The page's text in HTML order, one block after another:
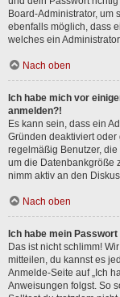
Board-Administrator, um
ebenfalls möglich, dass
welches ein
Nach oben
Ich habe mich vor
anmelden?!
Es kann sein, dass ein
Gründen deaktiviert
regelmäßig Benutzer,
um die Datenbankgröße
nimm aktiv an den
Nach oben
Ich habe mein
Das ist nicht schlimm!
mitteilen, du kannst es
Anmelde-Seite auf „Ich
Anweisungen folgst. So